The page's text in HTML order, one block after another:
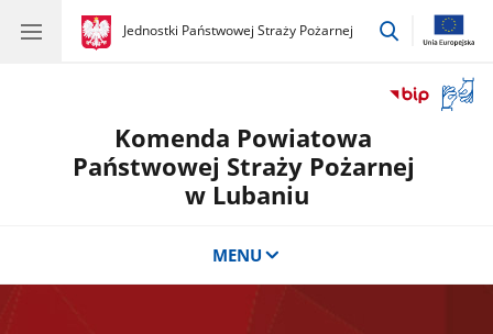
gov.pl
Jednostki Państwowej Straży Pożarnej
gov.pl
Jednostki
przejdź
okno
Komenda Powiatowa
Państwowej Straży Pożarnej
w Lubaniu
MENU